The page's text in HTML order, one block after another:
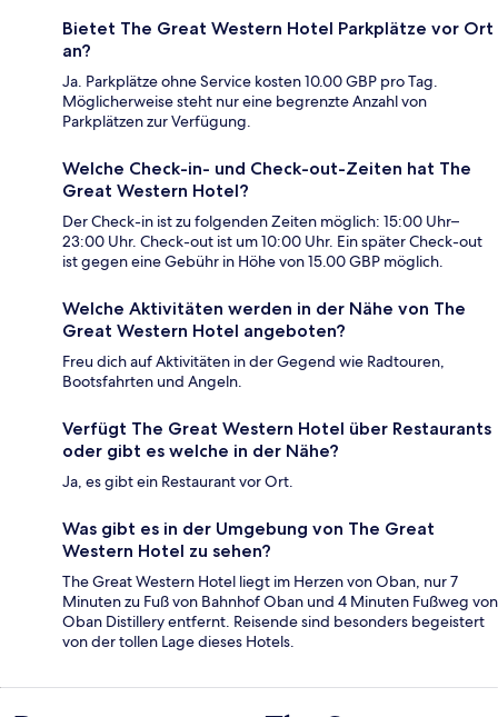
Bietet The Great Western Hotel Parkplätze vor Ort
an?
Ja. Parkplätze ohne Service kosten 10.00 GBP pro Tag.
Möglicherweise steht nur eine begrenzte Anzahl von
Parkplätzen zur Verfügung.
Welche Check-in- und Check-out-Zeiten hat The
Great Western Hotel?
Der Check-in ist zu folgenden Zeiten möglich: 15:00 Uhr–
23:00 Uhr. Check-out ist um 10:00 Uhr. Ein später Check-out
ist gegen eine Gebühr in Höhe von 15.00 GBP möglich.
Welche Aktivitäten werden in der Nähe von The
Great Western Hotel angeboten?
Freu dich auf Aktivitäten in der Gegend wie Radtouren,
Bootsfahrten und Angeln.
Verfügt The Great Western Hotel über Restaurants
oder gibt es welche in der Nähe?
Ja, es gibt ein Restaurant vor Ort.
Was gibt es in der Umgebung von The Great
Western Hotel zu sehen?
The Great Western Hotel liegt im Herzen von Oban, nur 7
Minuten zu Fuß von Bahnhof Oban und 4 Minuten Fußweg von
Oban Distillery entfernt. Reisende sind besonders begeistert
von der tollen Lage dieses Hotels.